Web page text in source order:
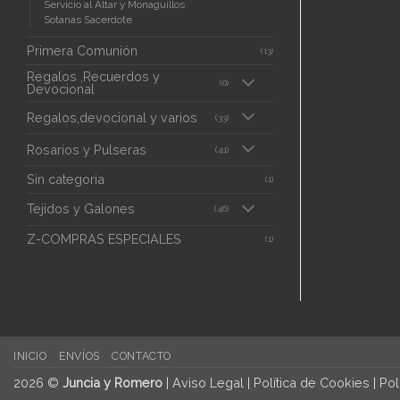
Servicio al Altar y Monaguillos
Sotanas Sacerdote
Primera Comunión (13)
Regalos ,Recuerdos y
Devocional
(0)
Regalos,devocional y varios (33)
Rosarios y Pulseras (41)
Sin categoria (1)
Tejidos y Galones (46)
Z-COMPRAS ESPECIALES (1)
INICIO ENVÍOS CONTACTO
2026 © Juncia y Romero | Aviso Legal | Política de Cookies |